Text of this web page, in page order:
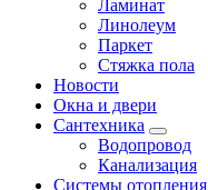
Ламинат
Линолеум
Паркет
Стяжка пола
Новости
Окна и двери
Сантехника
Водопровод
Канализация
Системы отопления